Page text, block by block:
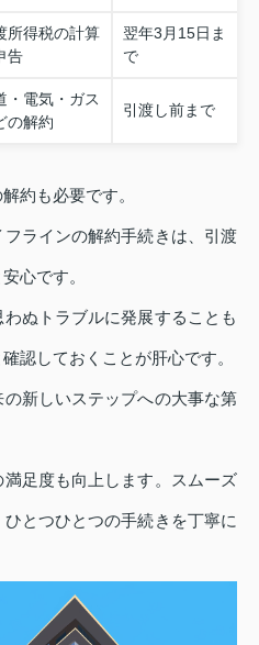
所得税の計算
告
翌年3月15日ま
で
・電気・ガス
の解約
引渡し前まで
約も必要です。
ラインの解約手続きは、引渡
心です。
ぬトラブルに発展することも
認しておくことが肝心です。
新しいステップへの大事な第
足度も向上します。スムーズ
とつひとつの手続きを丁寧に